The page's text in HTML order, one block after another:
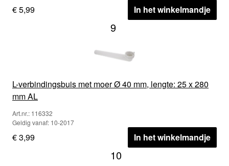
€ 5,99 In het winkelmandje
9
L-verbindingsbuis met moer Ø 40 mm, lengte: 25 x 280
mm AL
Art.nr.: 116332
Geldig vanaf: 10-2017
€ 3,99 In het winkelmandje
10